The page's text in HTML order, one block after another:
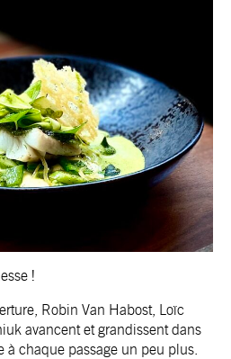
!
Robin Van Habost, Loïc
avancent et grandissent dans
chaque passage un peu plus.